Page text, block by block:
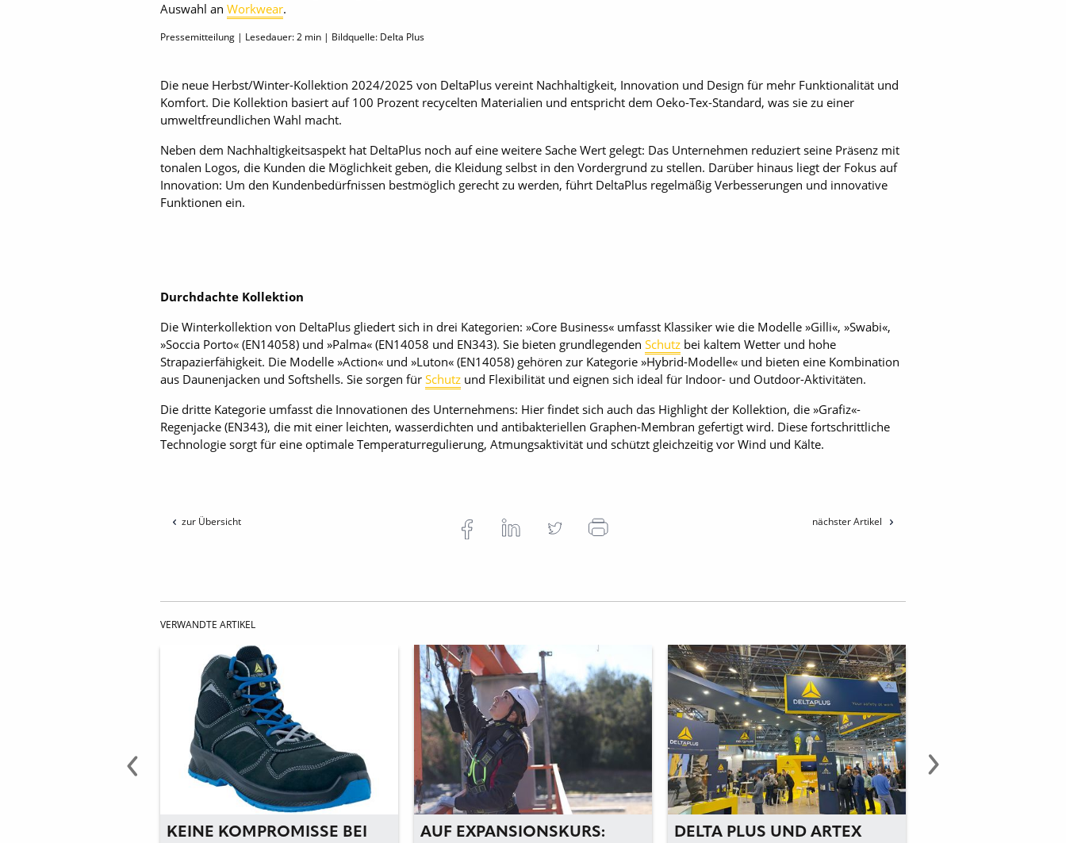
Auswahl an Workwear.
Pressemitteilung | Lesedauer:2 min | Bildquelle: Delta Plus
Die neue Herbst/Winter-Kollektion 2024/2025 von DeltaPlus vereint Nachhaltigkeit, Innovation und Design für mehr Funktionalität und
Komfort. Die Kollektion basiert auf 100 Prozent recycelten Materialien und entspricht dem Oeko-Tex-Standard, was sie zu einer
umweltfreundlichen Wahl macht.
Neben dem Nachhaltigkeitsaspekt hat DeltaPlus noch auf eine weitere Sache Wert gelegt: Das Unternehmen reduziert seine Präsenz mit
tonalen Logos, die Kunden die Möglichkeit geben, die Kleidung selbst in den Vordergrund zu stellen. Darüber hinaus liegt der Fokus auf
Innovation: Um den Kundenbedürfnissen bestmöglich gerecht zu werden, führt DeltaPlus regelmäßig Verbesserungen und innovative
Funktionen ein.
Durchdachte Kollektion
Die Winterkollektion von DeltaPlus gliedert sich in drei Kategorien: »Core Business« umfasst Klassiker wie die Modelle »Gilli«, »Swabi«,
»Soccia Porto« (EN14058) und »Palma« (EN14058 und EN343). Sie bieten grundlegenden Schutz bei kaltem Wetter und hohe
Strapazierfähigkeit. Die Modelle »Action« und »Luton« (EN14058) gehören zur Kategorie »Hybrid-Modelle« und bieten eine Kombination
aus Daunenjacken und Softshells. Sie sorgen für Schutz und Flexibilität und eignen sich ideal für Indoor- und Outdoor-Aktivitäten.
Die dritte Kategorie umfasst die Innovationen des Unternehmens: Hier findet sich auch das Highlight der Kollektion, die »Grafiz«-
Regenjacke (EN343), die mit einer leichten, wasserdichten und antibakteriellen Graphen-Membran gefertigt wird. Diese fortschrittliche
Technologie sorgt für eine optimale Temperaturregulierung, Atmungsaktivität und schützt gleichzeitig vor Wind und Kälte.
zur Übersicht nächster Artikel
VERWANDTE ARTIKEL
KEINE KOMPROMISSE BEI
AUF EXPANSIONSKURS:
DELTA PLUS UND ARTEX